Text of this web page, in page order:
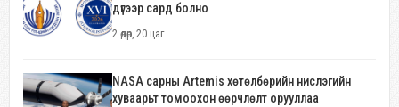
дүгээр сард болно
2 өдөр, 20 цаг
NASA сарны Artemis хөтөлбөрийн нислэгийн
хуваарьт томоохон өөрчлөлт орууллаа